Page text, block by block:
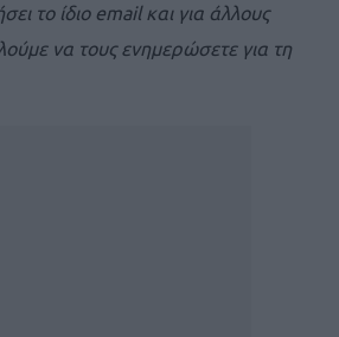
το ίδιο email και για άλλους
να τους ενημερώσετε για τη